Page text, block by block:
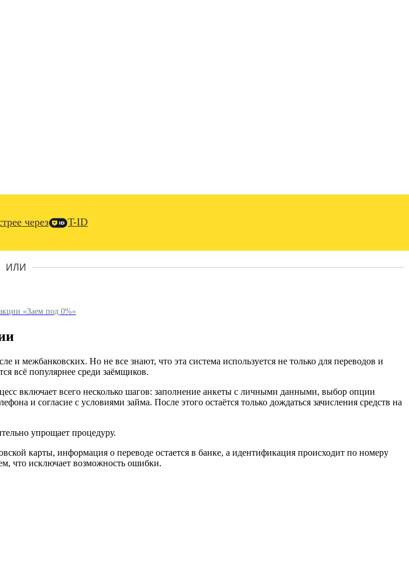
через T-ID
ИЛИ
«Заем под 0%»
межбанковских. Но не все знают, что эта система используется не только для переводов и
всё популярнее среди заёмщиков.
включает всего несколько шагов: заполнение анкеты с личными данными, выбор опции
и согласие с условиями займа. После этого остаётся только дождаться зачисления средств на
упрощает процедуру.
карты, информация о переводе остается в банке, а идентификация происходит по номеру
что исключает возможность ошибки.